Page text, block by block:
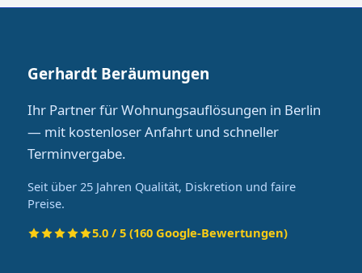
Gerhardt Beräumungen
Ihr Partner für Wohnungsauflösungen in Berlin
— mit kostenloser Anfahrt und schneller
Terminvergabe.
Seit über 25 Jahren Qualität, Diskretion und faire
Preise.
5.0 / 5 (160 Google-Bewertungen)